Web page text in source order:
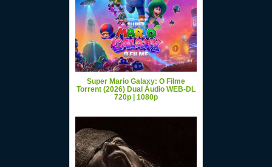
Super Mario Galaxy: O Filme
Torrent (2026) Dual Áudio WEB-DL
720p | 1080p